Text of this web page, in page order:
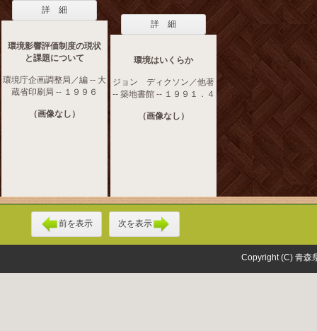
詳 細
環境影響評価制度の現状
と課題について
環境庁企画調整局／編 -- 大
蔵省印刷局 -- １９９６
（画像なし）
詳 細
環境はいくらか
ジョン ディクソン／他著
-- 築地書館 -- １９９１．４
（画像なし）
前を表示 次を表示
Copyright (C) 青森